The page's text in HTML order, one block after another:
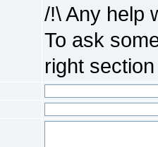
/!\ Any help
To ask
right